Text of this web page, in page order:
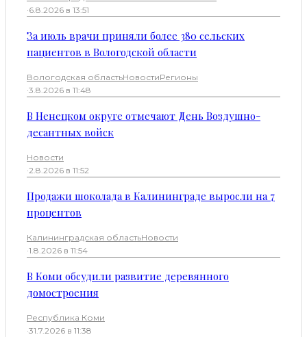
·6.8.2026 в 13:51
За июль врачи приняли более 380 сельских
пациентов в Вологодской области
Вологодская областьНовостиРегионы
·3.8.2026 в 11:48
В Ненецком округе отмечают День Воздушно-
десантных войск
Новости
·2.8.2026 в 11:52
Продажи шоколада в Калининграде выросли на 7
процентов
Калининградская областьНовости
·1.8.2026 в 11:54
В Коми обсудили развитие деревянного
домостроения
Республика Коми
·31.7.2026 в 11:38